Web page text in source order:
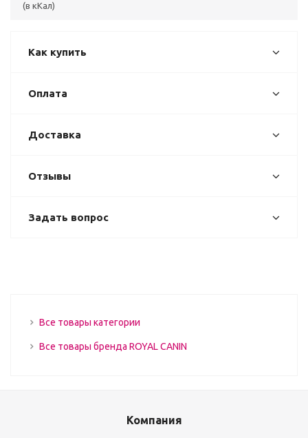
(в кКал)
Как купить
Оплата
Доставка
Отзывы
Задать вопрос
Все товары категории
Все товары бренда ROYAL CANIN
Компания